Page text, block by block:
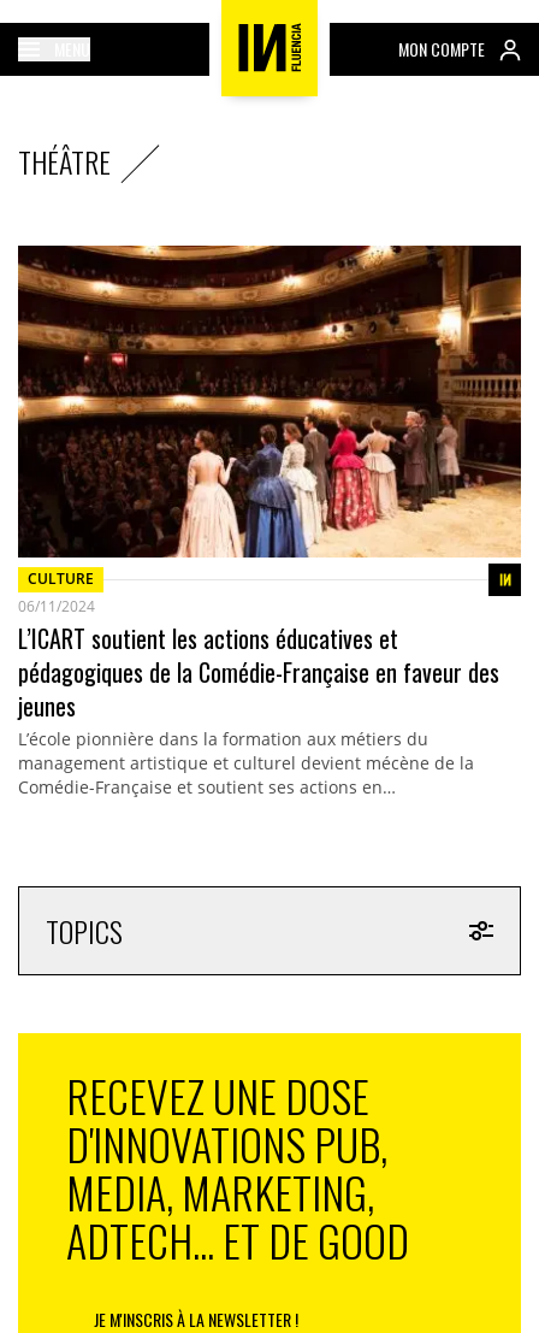
MON COMPTE
THÉÂTRE
CULTURE
06/11/2024
L’ICART soutient les actions éducatives et
pédagogiques de la Comédie-Française en faveur des
jeunes
L’école pionnière dans la formation aux métiers du
management artistique et culturel devient mécène de la
Comédie-Française et soutient ses actions en…
TOPICS
RECEVEZ UNE DOSE
D'INNOVATIONS PUB,
MEDIA, MARKETING,
ADTECH... ET DE GOOD
JE M'INSCRIS À LA NEWSLETTER !